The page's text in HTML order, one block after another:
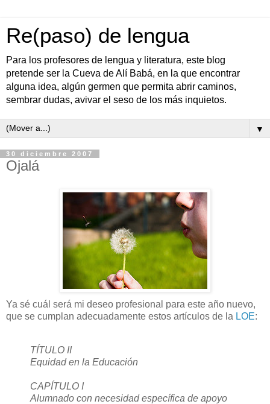
Re(paso) de lengua
Para los profesores de lengua y literatura, este blog
pretende ser la Cueva de Alí Babá, en la que encontrar
alguna idea, algún germen que permita abrir caminos,
sembrar dudas, avivar el seso de los más inquietos.
▼
30 diciembre 2007
Ojalá
Ya sé cuál será mi deseo profesional para este año nuevo,
que se cumplan adecuadamente estos artículos de la LOE:
TÍTULO II
Equidad en la Educación
CAPÍTULO I
Alumnado con necesidad específica de apoyo